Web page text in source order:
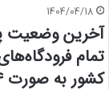
1404/04/18
آخرین وضعیت
تمام